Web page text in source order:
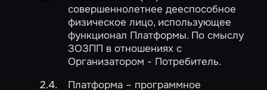
совершеннолетнее дееспособное
физическое лицо, использующее
функционал Платформы. По смыслу
ЗОЗПП в отношениях с
Организатором - Потребитель.
Платформа – программное